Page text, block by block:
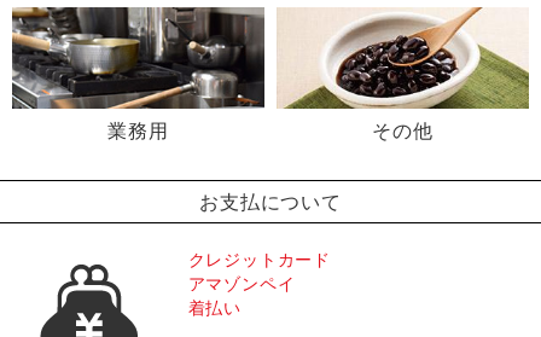
業務用 その他
お支払について
クレジットカード
アマゾンペイ
着払い